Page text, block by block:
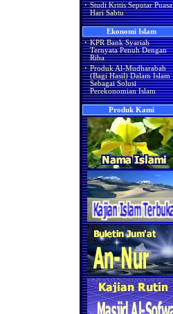
· Studi Kritis Seputar Puasa
Hari Sabtu
Ekonomi Islam
· KPR Bank Syariah
Ternyata Penuh Dengan
Riba
· Produk Al-Mudharabah
(Bagi Hasil) Dalam Islam
Sebagai Solusi
Perekonomian Islam
Produk Kami